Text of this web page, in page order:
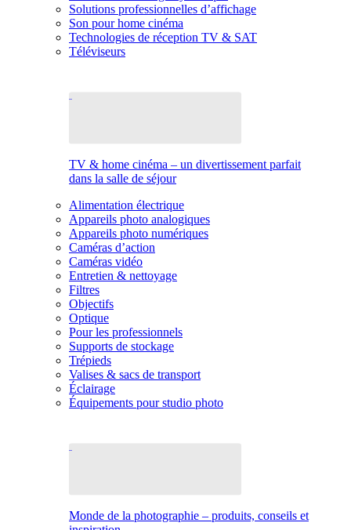
Solutions professionnelles d’affichage
Son pour home cinéma
Technologies de réception TV & SAT
Téléviseurs
TV & home cinéma – un divertissement parfait
dans la salle de séjour
Alimentation électrique
Appareils photo analogiques
Appareils photo numériques
Caméras d’action
Caméras vidéo
Entretien & nettoyage
Filtres
Objectifs
Optique
Pour les professionnels
Supports de stockage
Trépieds
Valises & sacs de transport
Éclairage
Équipements pour studio photo
Monde de la photographie – produits, conseils et